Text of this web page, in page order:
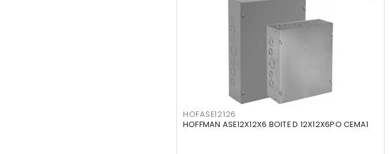
HOFASE12126
HOFFMAN ASE12X12X6 BOITE D 12X12X6PO CEMA1